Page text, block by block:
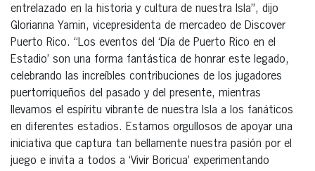
entrelazado en la historia y cultura de nuestra Isla”, dijo
Glorianna Yamin, vicepresidenta de mercadeo de Discover
Puerto Rico. “Los eventos del ‘Día de Puerto Rico en el
Estadio’ son una forma fantástica de honrar este legado,
celebrando las increíbles contribuciones de los jugadores
puertorriqueños del pasado y del presente, mientras
llevamos el espíritu vibrante de nuestra Isla a los fanáticos
en diferentes estadios. Estamos orgullosos de apoyar una
iniciativa que captura tan bellamente nuestra pasión por el
juego e invita a todos a ‘Vivir Boricua’ experimentando